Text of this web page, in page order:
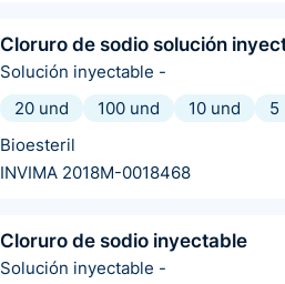
Cloruro de sodio solución
Solución inyectable -
20 und
100 und 10 und
5
Bioesteril
INVIMA 2018M-0018468
Cloruro de sodio inyectable
Solución inyectable -